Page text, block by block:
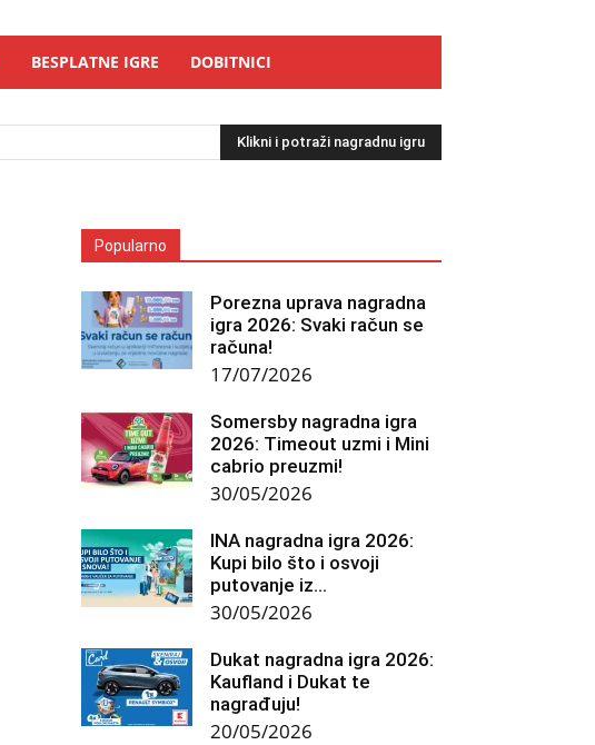
BESPLATNE IGRE DOBITNICI
Klikni i potraži nagradnu igru
Popularno
Porezna uprava nagradna
igra 2026: Svaki račun se
računa!
17/07/2026
Somersby nagradna igra
2026: Timeout uzmi i Mini
cabrio preuzmi!
30/05/2026
INA nagradna igra 2026:
Kupi bilo što i osvoji
putovanje iz...
30/05/2026
Dukat nagradna igra 2026:
Kaufland i Dukat te
nagrađuju!
20/05/2026